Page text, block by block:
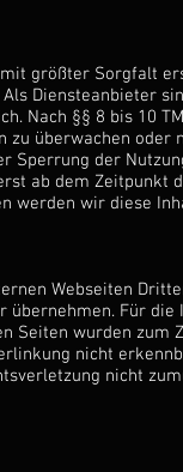
größter Sorgfalt
Diensteanbieter
Nach §§ 8 bis 10
überwachen oder
Sperrung der
ab dem Zeitpunkt
werden wir diese
Webseiten
übernehmen. Für
Seiten wurden zum
nicht
nicht